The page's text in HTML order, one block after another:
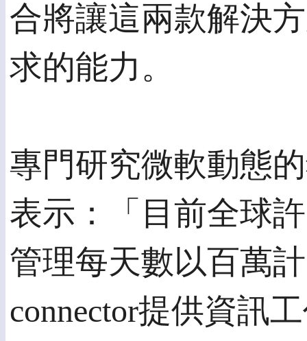
合將讓這兩款解決
求的能力。
專門研究微軟動態
表示：「目前全球
管理每天數以百萬
connector提供資訊